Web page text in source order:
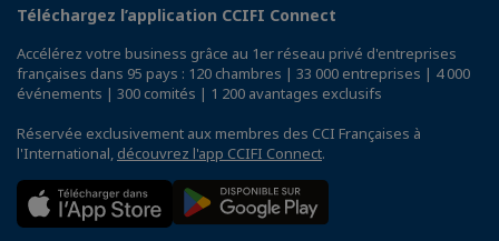
Téléchargez l’application CCIFI Connect
Accélérez votre business grâce au 1er réseau privé d'entreprises
françaises dans 95 pays : 120 chambres | 33 000 entreprises | 4 000
événements | 300 comités | 1 200 avantages exclusifs
Réservée exclusivement aux membres des CCI Françaises à
l'International, découvrez l'app CCIFI Connect.